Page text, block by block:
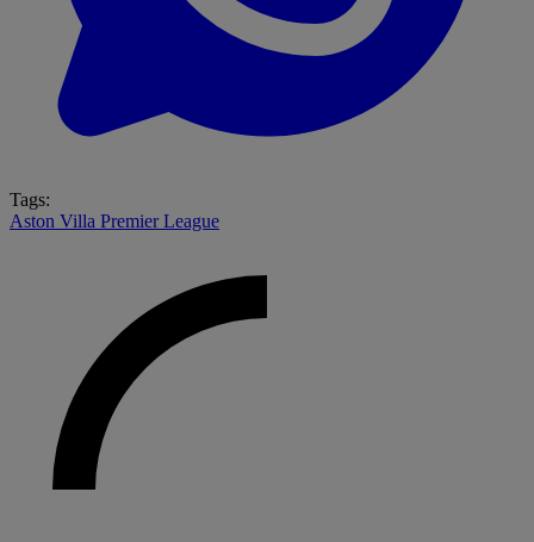
Tags:
Aston Villa Premier League